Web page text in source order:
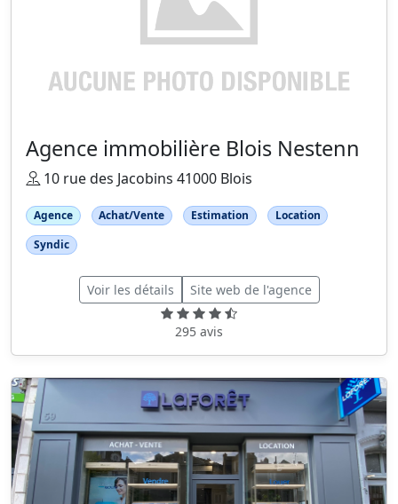
Agence immobilière Blois Nestenn
10 rue des Jacobins 41000 Blois
Agence Achat/Vente Estimation
Location
Syndic
Voir les détails Site web de l'agence
295 avis